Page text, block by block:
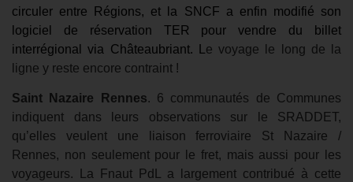
circuler entre Régions, et la SNCF a enfin modifié son
logiciel de réservation TER pour vendre du billet
interrégional via Châteaubriant. L e voyage le long de la
ligne y reste encore contraint !
Saint Nazaire Rennes. 6 communautés de Communes
indiquent dans leurs observations sur le SRADDET,
qu’elles veulent une liaison ferroviaire St Nazaire /
Rennes, non seulement pour le fret, mais aussi pour les
voyageurs. La Fnaut PdL a largement contribué à cette